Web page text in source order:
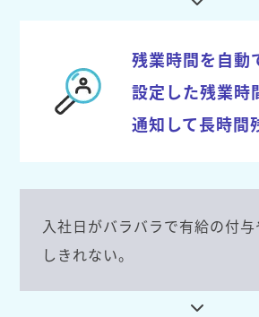
残業時間を自動
設定した残業時
通知して長時間
入社日がバラバラで有給の付
しきれない。